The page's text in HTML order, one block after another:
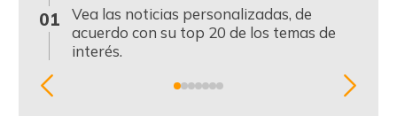
01
Vea las noticias personalizadas, de
acuerdo con su top 20 de los temas de
interés.
Item